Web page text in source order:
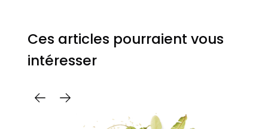
Ces articles pourraient vous
intéresser